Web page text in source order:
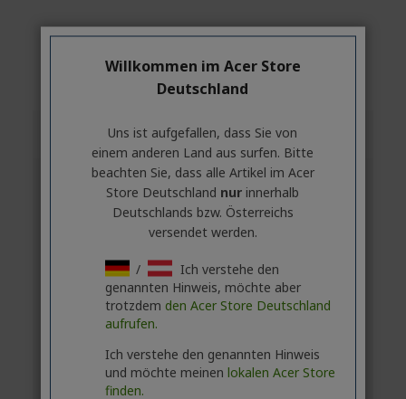
Willkommen im Acer Store
Deutschland
Uns ist aufgefallen, dass Sie von
einem anderen Land aus surfen. Bitte
beachten Sie, dass alle Artikel im Acer
Store Deutschland nur innerhalb
Deutschlands bzw. Österreichs
versendet werden.
/
Ich verstehe den
genannten Hinweis, möchte aber
trotzdem den Acer Store Deutschland
aufrufen.
Ich verstehe den genannten Hinweis
und möchte meinen lokalen Acer Store
finden.